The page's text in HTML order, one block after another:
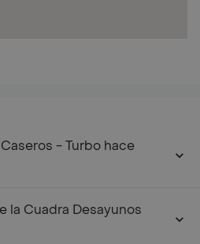
- Turbo hace
la Cuadra Desayunos